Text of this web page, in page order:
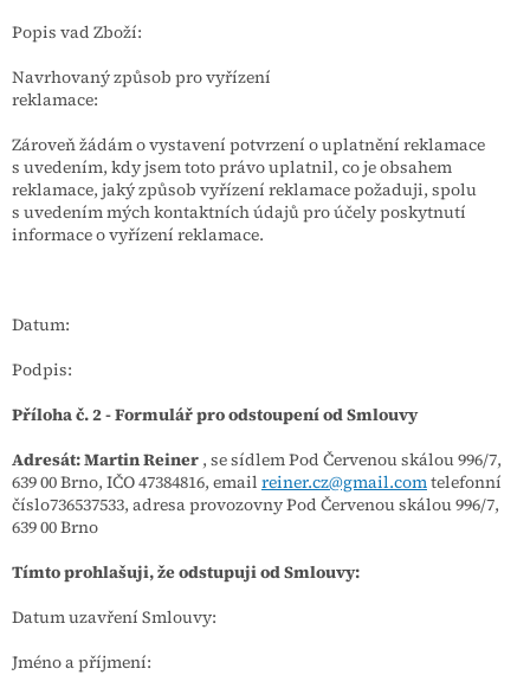
Popis vad Zboží:
Navrhovaný způsob pro vyřízení
reklamace:
Zároveň žádám o vystavení potvrzení o uplatnění reklamace
s uvedením, kdy jsem toto právo uplatnil, co je obsahem
reklamace, jaký způsob vyřízení reklamace požaduji, spolu
s uvedením mých kontaktních údajů pro účely poskytnutí
informace o vyřízení reklamace.
Datum:
Podpis:
Příloha č. 2 - Formulář pro odstoupení od Smlouvy
Adresát:Martin Reiner , se sídlem Pod Červenou skálou 996/7,
639 00 Brno, IČO 47384816, email reiner.cz@gmail.comtelefonní
číslo736537533, adresa provozovny Pod Červenou skálou 996/7,
639 00 Brno
Tímto prohlašuji, že odstupuji od Smlouvy:
Datum uzavření Smlouvy:
Jméno a příjmení: